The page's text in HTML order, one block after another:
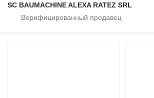
SC BAUMACHINE ALEXA RATEZ SRL